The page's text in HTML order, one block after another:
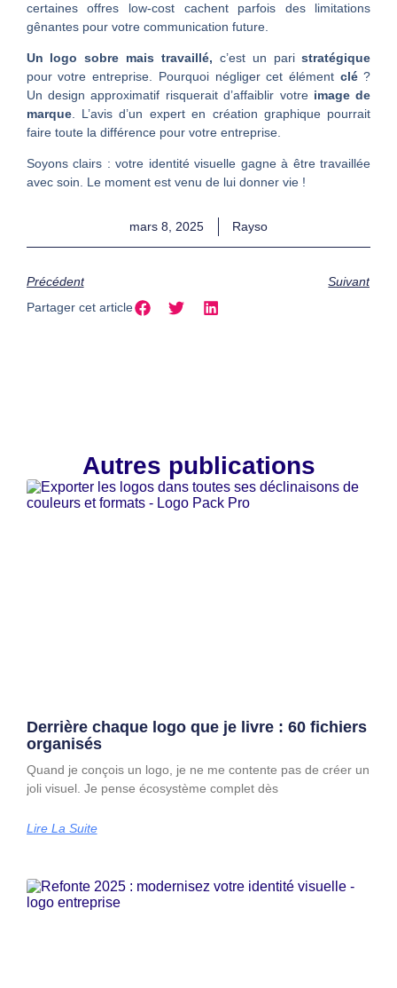
certaines offres low-cost cachent parfois des limitations
gênantes pour votre communication future.
Un logo sobre mais travaillé, c’est un paristratégique
pour votre entreprise. Pourquoi négliger cet élément clé?
Un design approximatif risquerait d’affaiblir votre image de
marque. L’avis d’un expert en création graphique pourrait
faire toute la différence pour votre entreprise.
Soyons clairs : votre identité visuelle gagne à être travaillée
avec soin. Le moment est venu de lui donner vie !
mars 8, 2025 Rayso
Précédent
Suivant
Partager cet article
Autres publications
Derrière chaque logo que je livre : 60 fichiers
organisés
Quand je conçois un logo, je ne me contente pas de créer un
joli visuel. Je pense écosystème complet dès
Lire La Suite